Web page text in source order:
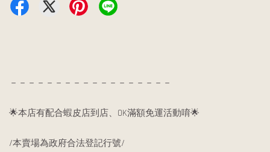
－－－－－－－－－－－－－－－－－－
🌟本店有配合蝦皮店到店、OK滿額免運活動唷🌟
/本賣場為政府合法登記行號/